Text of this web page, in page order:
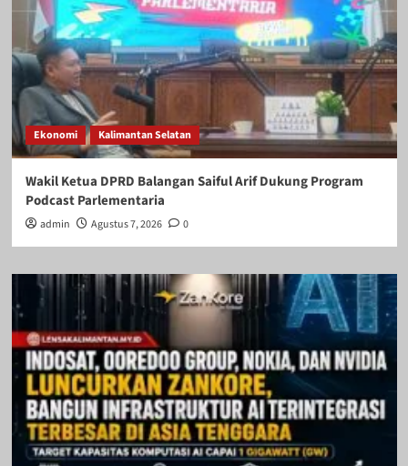
Ekonomi Kalimantan Selatan
Wakil Ketua DPRD Balangan Saiful Arif Dukung Program
Podcast Parlementaria
admin Agustus 7, 2026 0